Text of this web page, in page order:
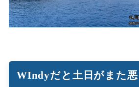
WIndyだと土日がまた